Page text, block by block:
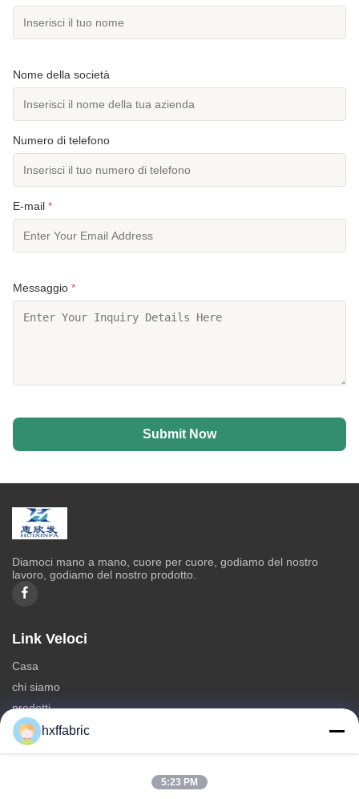
Nome della società
Numero di telefono
E-mail *
Messaggio *
Submit Now
Diamoci mano a mano, cuore per cuore, godiamo del nostro
lavoro, godiamo del nostro prodotto.
Link Veloci
Casa
chi siamo
prodotti
Contattacihxffabric
5:23 PM